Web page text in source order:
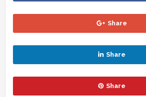
Share
Share
Share